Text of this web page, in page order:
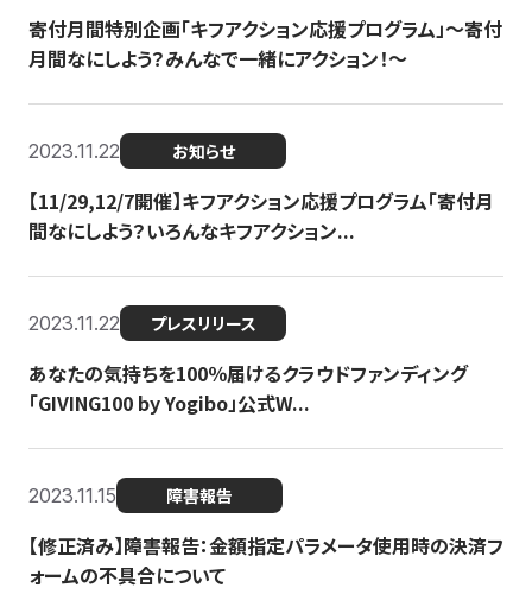
寄付月間特別企画「キフアクション応援プログラム」〜寄付
月間なにしよう？みんなで一緒にアクション！〜
2023.11.22 お知らせ
【11/29,12/7開催】キフアクション応援プログラム「寄付月
間なにしよう？いろんなキフアクション...
2023.11.22 プレスリリース
あなたの気持ちを100％届けるクラウドファンディング
「GIVING100 by Yogibo」公式W...
2023.11.15 障害報告
【修正済み】障害報告：金額指定パラメータ使用時の決済フ
ォームの不具合について